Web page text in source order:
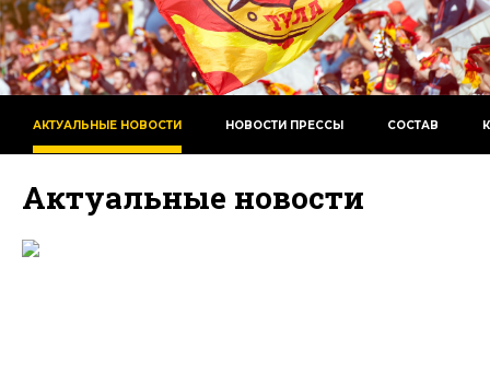
АКТУАЛЬНЫЕ НОВОСТИ НОВОСТИ ПРЕССЫ СОСТАВ
Актуальные новости